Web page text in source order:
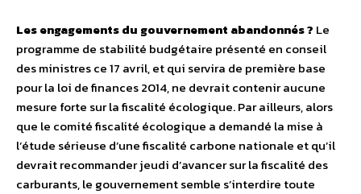
Les engagements du gouvernement abandonnés ? Le
programme de stabilité budgétaire présenté en conseil
des ministres ce 17 avril, et qui servira de première base
pour la loi de finances 2014, ne devrait contenir aucune
mesure forte sur la fiscalité écologique. Par ailleurs, alors
que le comité fiscalité écologique a demandé la mise à
l’étude sérieuse d’une fiscalité carbone nationale et qu’il
devrait recommander jeudi d’avancer sur la fiscalité des
carburants, le gouvernement semble s’interdire toute